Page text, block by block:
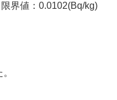
界値： 0.0102(Bq/kg)